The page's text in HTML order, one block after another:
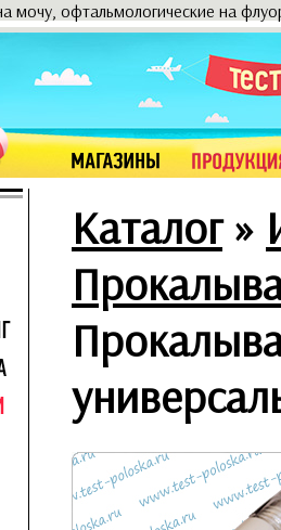
мочу, офтальмологические на
Каталог»